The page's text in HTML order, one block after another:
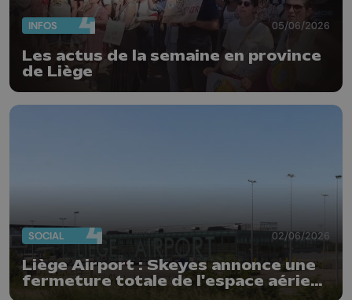
INFOS 05/06/2026
Les actus de la semaine en province
de Liège
SOCIAL 02/06/2026
Liège Airport : Skeyes annonce une
fermeture totale de l'espace aérien